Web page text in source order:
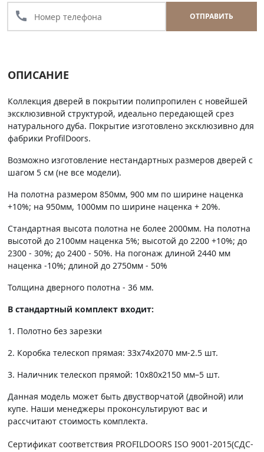
call ОТПРАВИТЬ
ОПИСАНИЕ
Коллекция дверей в покрытии полипропилен с новейшей
эксклюзивной структурой, идеально передающей срез
натурального дуба. Покрытие изготовлено эксклюзивно для
фабрики ProfilDoors.
Возможно изготовление нестандартных размеров дверей с
шагом 5 см (не все модели).
На полотна размером 850мм, 900 мм по ширине наценка
+10%; на 950мм, 1000мм по ширине наценка + 20%.
Стандартная высота полотна не более 2000мм. На полотна
высотой до 2100мм наценка 5%; высотой до 2200 +10%; до
2300 - 30%; до 2400 - 50%. На погонаж длиной 2440 мм
наценка -10%; длиной до 2750мм - 50%
Толщина дверного полотна - 36 мм.
В стандартный комплект входит:
1. Полотно без зарезки
2. Коробка телескоп прямая: 33х74х2070 мм-2.5 шт.
3. Наличник телескоп прямой: 10х80х2150 мм–5 шт.
Данная модель может быть двустворчатой (двойной) или
купе. Наши менеджеры проконсультируют вас и
рассчитают стоимость комплекта.
Сертификат соответствия PROFILDOORS ISO 9001-2015(СДС-